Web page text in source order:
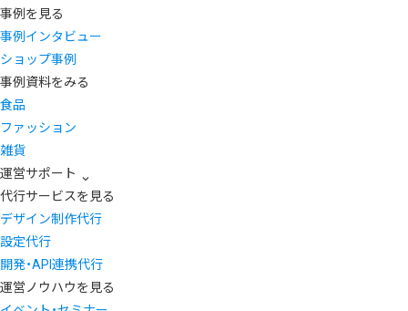
事例を見る
事例インタビュー
ショップ事例
事例資料をみる
食品
ファッション
雑貨
運営サポート
代行サービスを見る
デザイン制作代行
設定代行
開発・API連携代行
運営ノウハウを見る